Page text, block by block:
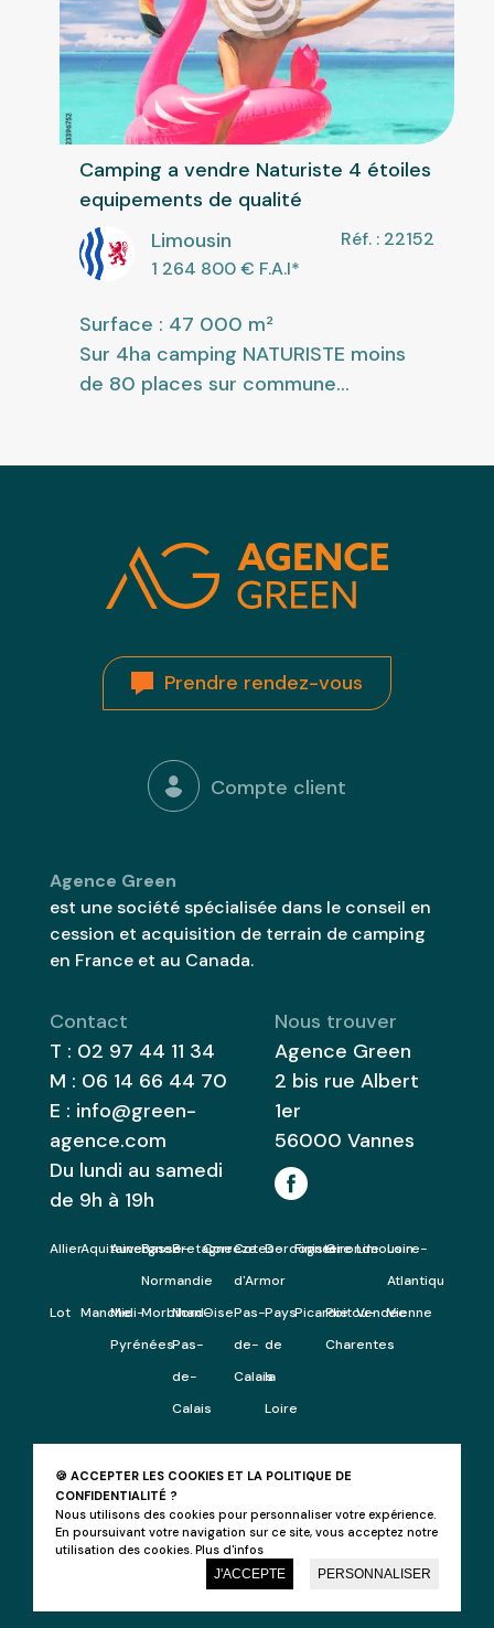
Camping a vendre Naturiste 4 étoiles
equipements de qualité
Réf. : 22152
Limousin
1 264 800€ F.A.I*
Surface : 47 000 m²
Sur 4ha camping NATURISTE moins
de 80 places sur commune...
Prendre rendez-vous
Compte client
Agence Green
est une société spécialisée dans le conseil en
cession et acquisition de terrain de camping
en France et au Canada.
Contact
T : 02 97 44 11 34
M : 06 14 66 44 70
E : info@green-
agence.com
Du lundi au samedi
de 9h à 19h
Nous trouver
Agence Green
2 bis rue Albert
1er
56000 Vannes
AllierAquitaineAuvergne
Basse-
Normandie
Bretagne
CorrezeCotes-
d'Armor
Dordogne
FinistereGirondeLimousin
Loire-
Atlantique
Lot Manche
Midi-
Pyrénées
Morbihan
Nord-
Pas-
de-
Calais
OisePas-
de-
Calais
Pays
de
la
Loire
PicardiePoitou-
Charentes
VendeeVienne
© 2026 Agence Green - Mentions légales
-
Politique de confidentialité
-
Beeview, agence
web Morbihan
🍪 ACCEPTER LES COOKIES ET LA POLITIQUE DE
CONFIDENTIALITÉ ?
Nous utilisons des cookies pour personnaliser votre expérience.
En poursuivant votre navigation sur ce site, vous acceptez notre
utilisation des cookies. Plus d'infos
J'ACCEPTE
PERSONNALISER